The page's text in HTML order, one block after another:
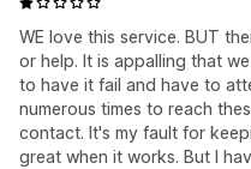
WE love this service. BUT
or help. It is appalling that
to have it fail and have to
numerous times to reach
contact. It's my fault for
great when it works. But I